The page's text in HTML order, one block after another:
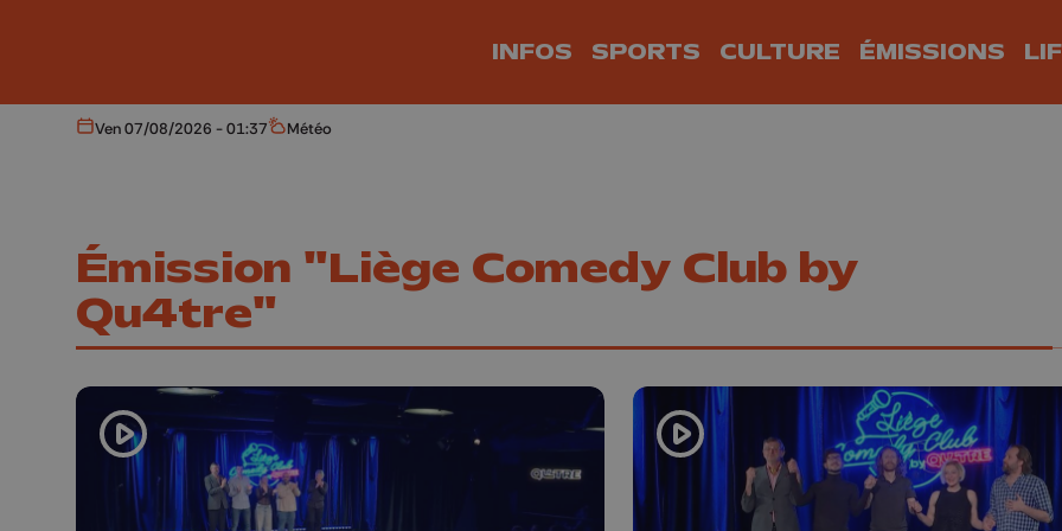
INFOS SPORTS CULTURE ÉMISSIONS
Aujourd'hui
Ven 07/08/2026 - 01:37 Météo
Météo
Émission "Liège Comedy Club by
Qu4tre"